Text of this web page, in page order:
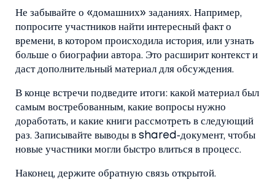
Не забывайте о «домашних» заданиях. Например,
попросите участников найти интересный факт о
времени, в котором происходила история, или узнать
больше о биографии автора. Это расширит контекст и
даст дополнительный материал для обсуждения.
В конце встречи подведите итоги: какой материал был
самым востребованным, какие вопросы нужно
доработать, и какие книги рассмотреть в следующий
раз. Записывайте выводы в shared‑документ, чтобы
новые участники могли быстро влиться в процесс.
Наконец, держите обратную связь открытой.